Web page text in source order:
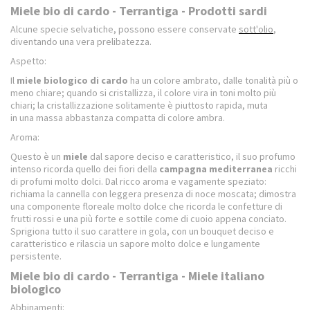
Miele bio di cardo - Terrantiga - Prodotti sardi
Alcune specie selvatiche, possono essere conservate sott'olio,
diventando una vera prelibatezza.
Aspetto:
Il miele biologico di cardo ha un colore ambrato, dalle tonalità più o
meno chiare; quando si cristallizza, il colore vira in toni molto più
chiari; la cristallizzazione solitamente è piuttosto rapida, muta
in una massa abbastanza compatta di colore ambra.
Aroma:
Questo è un miele dal sapore deciso e caratteristico, il suo profumo
intenso ricorda quello dei fiori della campagna mediterranea ricchi
di profumi molto dolci. Dal ricco aroma e vagamente speziato:
richiama la cannella con leggera presenza di noce moscata; dimostra
una componente floreale molto dolce che ricorda le confetture di
frutti rossi e una più forte e sottile come di cuoio appena conciato.
Sprigiona tutto il suo carattere in gola, con un bouquet deciso e
caratteristico e rilascia un sapore molto dolce e lungamente
persistente.
Miele bio di cardo - Terrantiga - Miele italiano
biologico
Abbinamenti: